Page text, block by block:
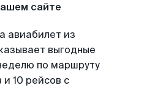
сайте
авиабилет из
выгодные
по маршруту
10 рейсов с